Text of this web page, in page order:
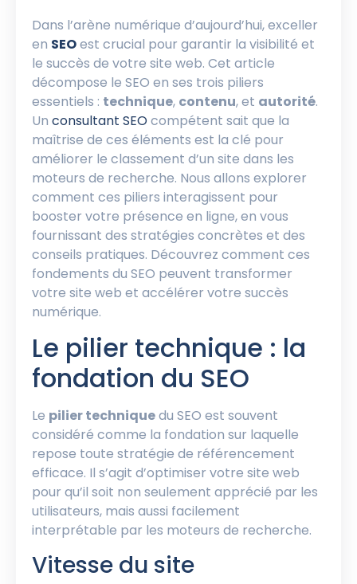
Dans l’arène numérique d’aujourd’hui, exceller
en SEOest crucial pour garantir la visibilité et
le succès de votre site web. Cet article
décompose le SEO en ses trois piliers
essentiels : technique, contenu, et autorité.
Un consultant SEOcompétent sait que la
maîtrise de ces éléments est la clé pour
améliorer le classement d’un site dans les
moteurs de recherche. Nous allons explorer
comment ces piliers interagissent pour
booster votre présence en ligne, en vous
fournissant des stratégies concrètes et des
conseils pratiques. Découvrez comment ces
fondements du SEO peuvent transformer
votre site web et accélérer votre succès
numérique.
Le pilier technique : la
fondation du SEO
Le pilier techniquedu SEO est souvent
considéré comme la fondation sur laquelle
repose toute stratégie de référencement
efficace. Il s’agit d’optimiser votre site web
pour qu’il soit non seulement apprécié par les
utilisateurs, mais aussi facilement
interprétable par les moteurs de recherche.
Vitesse du site